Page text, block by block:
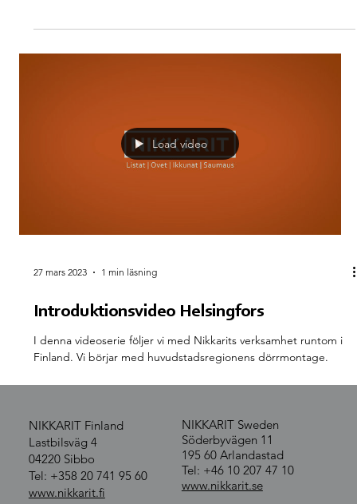
Load video
27 mars 2023 1 min läsning
Introduktionsvideo Helsingfors
I denna videoserie följer vi med Nikkarits verksamhet runtom i
Finland. Vi börjar med huvudstadsregionens dörrmontage.
NIKKARIT Finland
Lastbilsväg 4
04220 Sibbo
Tel: +358 20 741 95 60
www.nikkarit.fi
NIKKARIT Sweden
Söderbyvägen 11
195 60 Arlandastad
Tel: +46 10 207 47 10
www.nikkarit.se